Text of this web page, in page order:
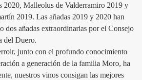
2020, Malleolus de Valderramiro 2019 y
2019. Las añadas 2019 y 2020 han
dos añadas extraordinarias por el Consejo
del Duero.
junto con el profundo conocimiento
a generación de la familia Moro, ha
nuestros vinos consigan las mejores